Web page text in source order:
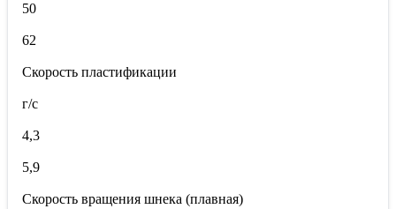
50
62
Скорость пластификации
г/с
4,3
5,9
Скорость вращения шнека (плавная)